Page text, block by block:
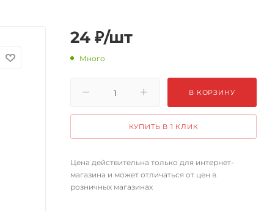
24 ₽/шт
Много
В КОРЗИНУ
КУПИТЬ В 1 КЛИК
Цена действительна только для интернет-
магазина и может отличаться от цен в
розничных магазинах